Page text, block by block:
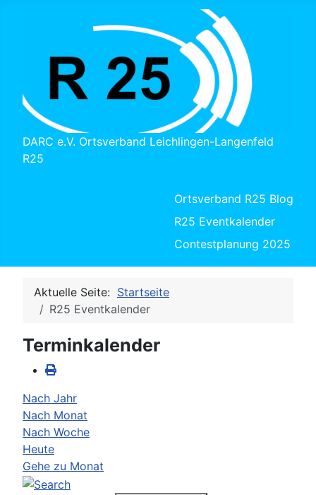
DARC e.V. Ortsverband Leichlingen-Langenfeld
R25
Ortsverband R25 Blog
R25 Eventkalender
Contestplanung 2025
Aktuelle Seite: Startseite
R25 Eventkalender
Terminkalender
Nach Jahr
Nach Monat
Nach Woche
Heute
Gehe zu Monat